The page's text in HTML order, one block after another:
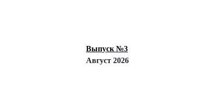
Выпуск №3
Август 2026